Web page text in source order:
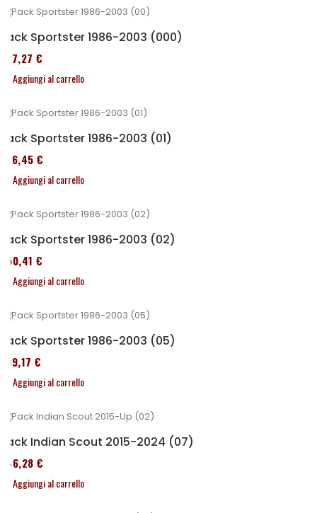
Pack Sportster 1986-2003 (000)
227,27 €
Aggiungi al carrello
Pack Sportster 1986-2003 (01)
326,45 €
Aggiungi al carrello
Pack Sportster 1986-2003 (02)
450,41 €
Aggiungi al carrello
Pack Sportster 1986-2003 (05)
299,17 €
Aggiungi al carrello
Pack Indian Scout 2015-2024 (07)
246,28 €
Aggiungi al carrello